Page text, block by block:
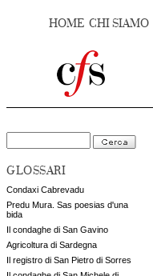
HOME CHI SIAMO
GLOSSARI
Condaxi Cabrevadu
Predu Mura. Sas poesias d'una
bida
Il condaghe di San Gavino
Agricoltura di Sardegna
Il registro di San Pietro di Sorres